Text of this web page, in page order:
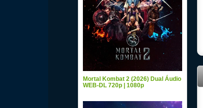
Mortal Kombat 2 (2026) Dual Áudio
WEB-DL 720p | 1080p